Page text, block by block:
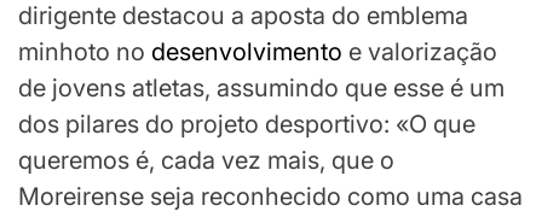
dirigente destacou a aposta do emblema
minhoto no desenvolvimento e valorização
de jovens atletas, assumindo que esse é um
dos pilares do projeto desportivo: «O que
queremos é, cada vez mais, que o
Moreirense seja reconhecido como uma casa